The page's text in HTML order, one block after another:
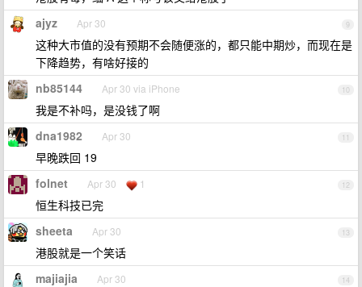
9
ajyz Apr 30
这种大市值的没有预期不会随便涨的，都只能中期炒，而现在是
下降趋势，有啥好接的
10
nb85144 Apr 30 via iPhone
我是不补吗，是没钱了啊
11
dna1982 Apr 30
早晚跌回 19
12
folnet Apr 30 1
恒生科技已完
13
sheeta Apr 30
港股就是一个笑话
14
majiajia Apr 30